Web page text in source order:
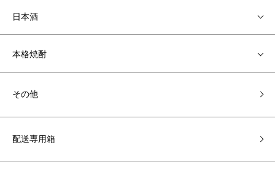
日本酒
本格焼酎
その他
配送専用箱